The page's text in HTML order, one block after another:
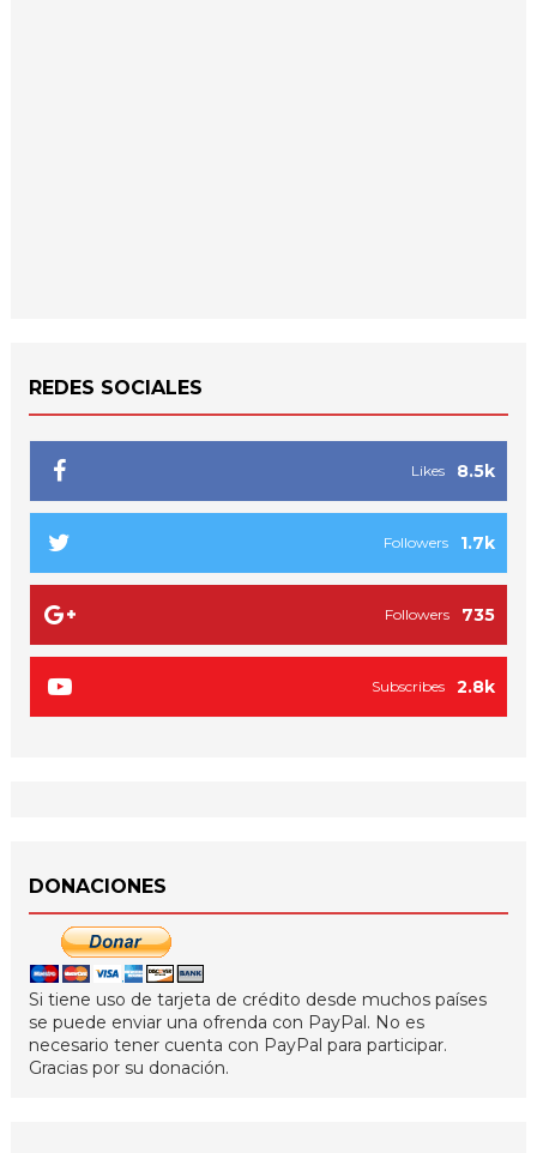
REDES SOCIALES
8.5k
Likes
1.7k
Followers
735
Followers
2.8k
Subscribes
DONACIONES
Si tiene uso de tarjeta de crédito desde muchos países
se puede enviar una ofrenda con PayPal. No es
necesario tener cuenta con PayPal para participar.
Gracias por su donación.